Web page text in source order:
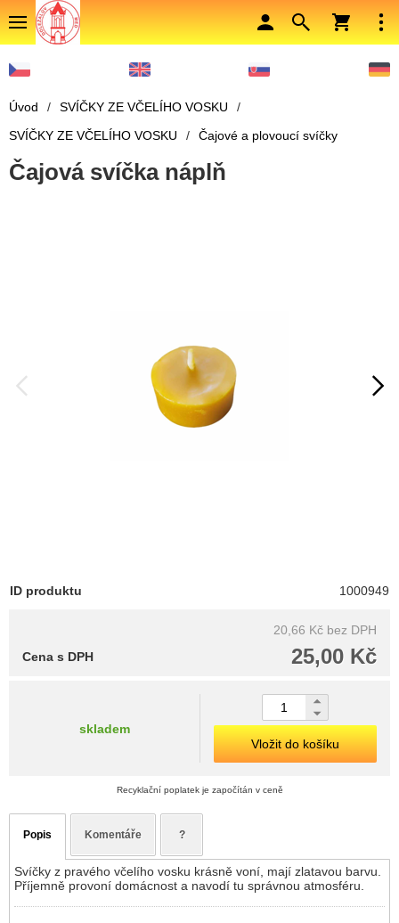
Úvod / SVÍČKY ZE VČELÍHO VOSKU
/
SVÍČKY ZE VČELÍHO VOSKU
/ Čajové a plovoucí svíčky
Čajová svíčka náplň
ID produktu 1000949
20,66 Kč bez DPH
25,00 Kč
Cena s DPH
skladem
Vložit do košíku
Recyklační poplatek je započítán v ceně
Popis Komentáře ?
Svíčky z pravého včelího vosku krásně voní, mají zlatavou barvu.
Příjemně provoní domácnost a navodí tu správnou atmosféru.